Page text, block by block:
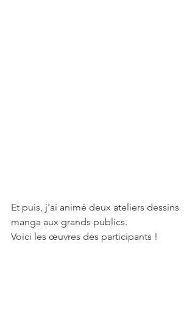
Et puis, j'ai animé deux ateliers dessins
manga aux grands publics.
Voici les œuvres des participants !